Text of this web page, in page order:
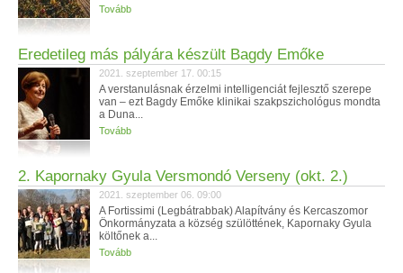
Tovább
Eredetileg más pályára készült Bagdy Emőke
2021. szeptember 17. 00:15
A verstanulásnak érzelmi intelligenciát fejlesztő szerepe
van – ezt Bagdy Emőke klinikai szakpszichológus mondta
a Duna...
Tovább
2. Kapornaky Gyula Versmondó Verseny (okt. 2.)
2021. szeptember 06. 09:00
A Fortissimi (Legbátrabbak) Alapítvány és Kercaszomor
Önkormányzata a község szülöttének, Kapornaky Gyula
költőnek a...
Tovább